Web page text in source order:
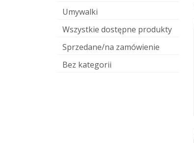
Umywalki
Wszystkie dostępne produkty
Sprzedane/na zamówienie
Bez kategorii